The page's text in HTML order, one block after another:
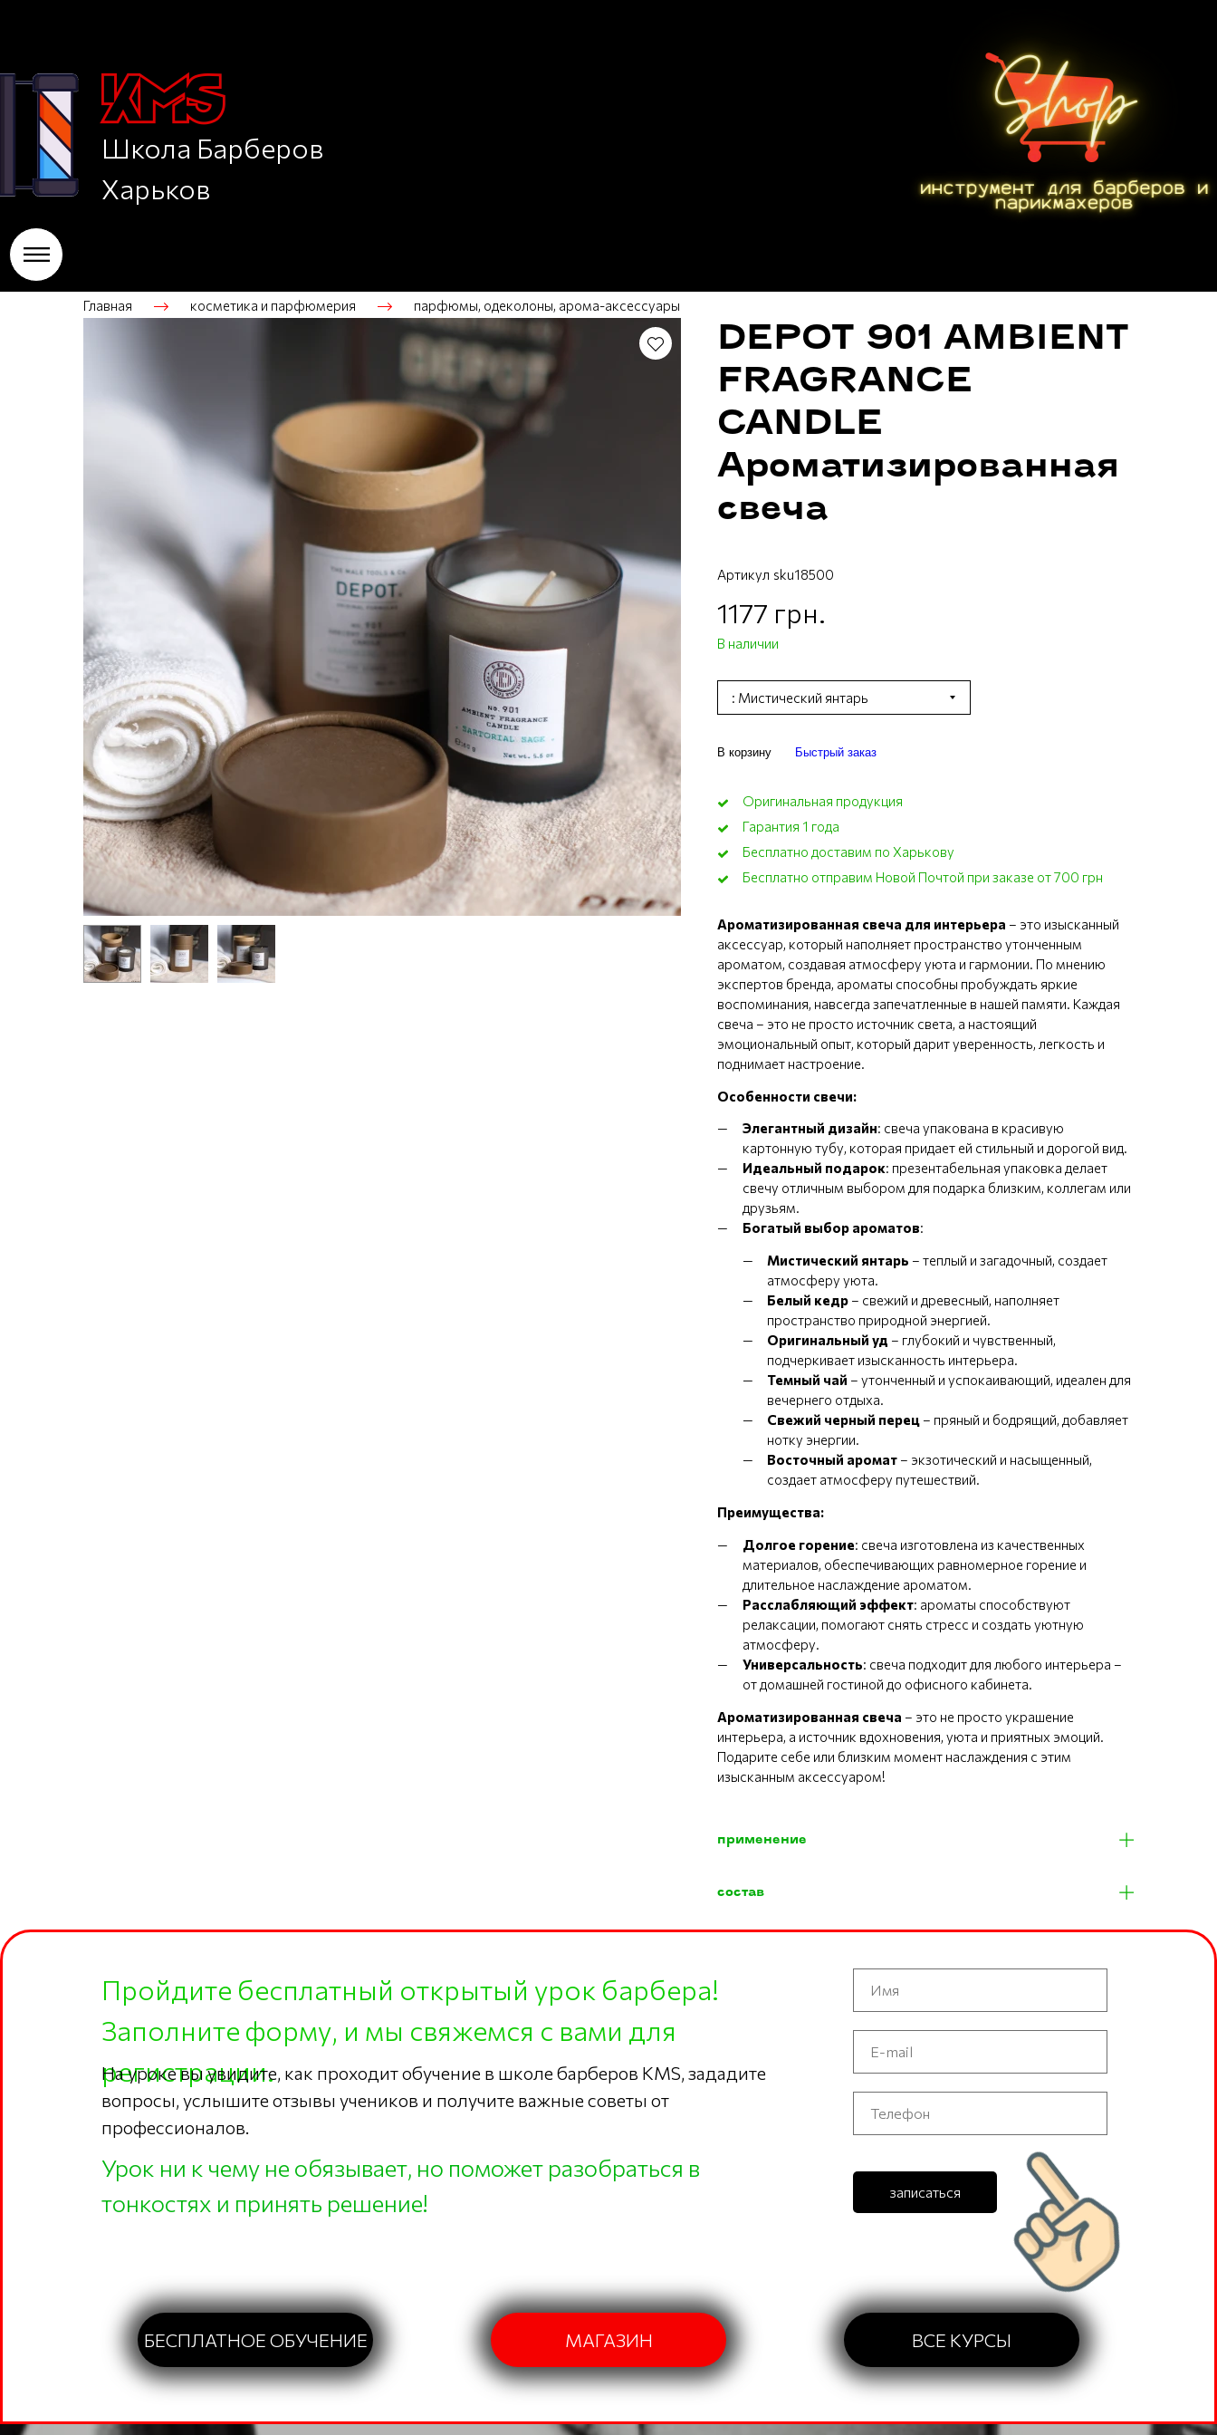
Школа Барберов
Харьков
Главная косметика и парфюмерия парфюмы, одеколоны, арома-аксессуары
DEPOT 901 AMBIENT
FRAGRANCE
CANDLE
Ароматизированная
свеча
Артикул sku18500
1177 грн.
В наличии
: Мистический янтарь
В корзину Быстрый заказ
Оригинальная продукция
Гарантия 1 года
Бесплатно доставим по Харькову
Бесплатно отправим Новой Почтой при заказе от 700 грн
Ароматизированная свеча для интерьера – это изысканный
аксессуар, который наполняет пространство утонченным
ароматом, создавая атмосферу уюта и гармонии. По мнению
экспертов бренда, ароматы способны пробуждать яркие
воспоминания, навсегда запечатленные в нашей памяти. Каждая
свеча – это не просто источник света, а настоящий
эмоциональный опыт, который дарит уверенность, легкость и
поднимает настроение.
Особенности свечи:
Элегантный дизайн: свеча упакована в красивую
картонную тубу, которая придает ей стильный и дорогой вид.
Идеальный подарок: презентабельная упаковка делает
свечу отличным выбором для подарка близким, коллегам или
друзьям.
Богатый выбор ароматов:
Мистический янтарь – теплый и загадочный, создает
атмосферу уюта.
Белый кедр – свежий и древесный, наполняет
пространство природной энергией.
Оригинальный уд – глубокий и чувственный,
подчеркивает изысканность интерьера.
Темный чай – утонченный и успокаивающий, идеален для
вечернего отдыха.
Свежий черный перец – пряный и бодрящий, добавляет
нотку энергии.
Восточный аромат – экзотический и насыщенный,
создает атмосферу путешествий.
Преимущества:
Долгое горение: свеча изготовлена из качественных
материалов, обеспечивающих равномерное горение и
длительное наслаждение ароматом.
Расслабляющий эффект: ароматы способствуют
релаксации, помогают снять стресс и создать уютную
атмосферу.
Универсальность: свеча подходит для любого интерьера –
от домашней гостиной до офисного кабинета.
Ароматизированная свеча – это не просто украшение
интерьера, а источник вдохновения, уюта и приятных эмоций.
Подарите себе или близким момент наслаждения с этим
изысканным аксессуаром!
применение
состав
БЕСПЛАТНОЕ ОБУЧЕНИЕ ВСЕ КУРСЫ
МАГАЗИН
записаться
Пройдите бесплатный открытый урок барбера!
Заполните форму, и мы свяжемся с вами для
регистрации.
На уроке вы увидите, как проходит обучение в школе барберов KMS, зададите
вопросы, услышите отзывы учеников и получите важные советы от
профессионалов.
Урок ни к чему не обязывает, но поможет разобраться в
тонкостях и принять решение!